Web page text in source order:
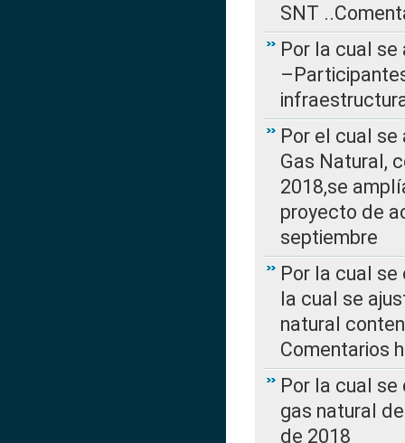
SNT
Por la cual se
Por el cual
Gas Natural,
2018,se
proyecto de
septiembre
Por la cual se
la cual se
natural
Comentarios
Por la cual
gas natural
de 2018